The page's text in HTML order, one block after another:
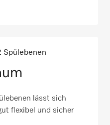
Spülebenen
lässt sich
flexibel und sicher